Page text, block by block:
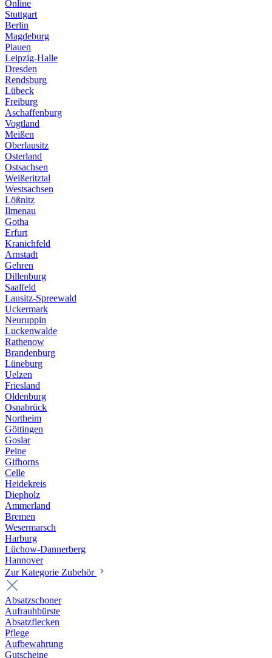
Online
Stuttgart
Berlin
Magdeburg
Plauen
Leipzig-Halle
Dresden
Rendsburg
Lübeck
Freiburg
Aschaffenburg
Vogtland
Meißen
Oberlausitz
Osterland
Ostsachsen
Weißeritztal
Westsachsen
Lößnitz
Ilmenau
Gotha
Erfurt
Kranichfeld
Arnstadt
Gehren
Dillenburg
Saalfeld
Lausitz-Spreewald
Uckermark
Neuruppin
Luckenwalde
Rathenow
Brandenburg
Lüneburg
Uelzen
Friesland
Oldenburg
Osnabrück
Northeim
Göttingen
Goslar
Peine
Gifhorns
Celle
Heidekreis
Diepholz
Ammerland
Bremen
Wesermarsch
Harburg
Lüchow-Dannerberg
Hannover
Zur Kategorie Zubehör
Absatzschoner
Aufrauhbürste
Absatzflecken
Pflege
Aufbewahrung
Gutscheine